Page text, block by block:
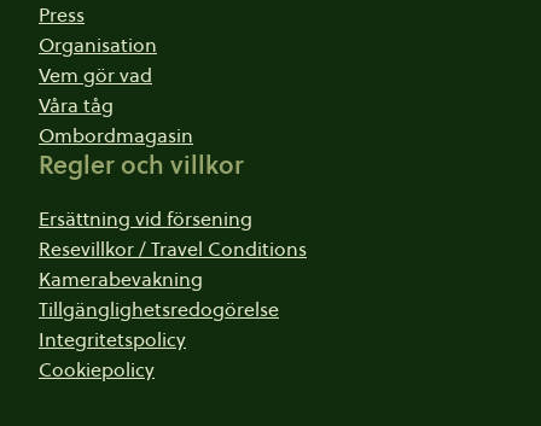
Press
Organisation
Vem gör vad
Våra tåg
Ombordmagasin
Regler och villkor
Ersättning vid försening
Resevillkor / Travel Conditions
Kamerabevakning
Tillgänglighetsredogörelse
Integritetspolicy
Cookiepolicy